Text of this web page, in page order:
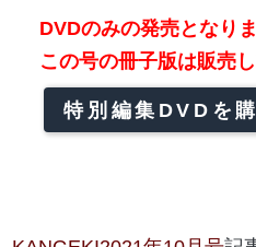
DVDのみの発売となりま
この号の冊子版は販売
特別編集DVDを